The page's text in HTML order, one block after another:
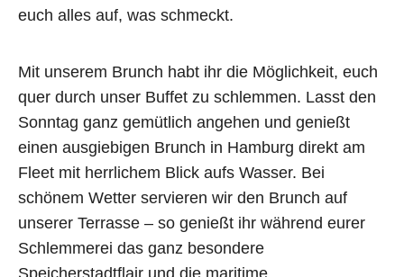
euch alles auf, was schmeckt.
Mit unserem Brunch habt ihr die Möglichkeit, euch
quer durch unser Buffet zu schlemmen. Lasst den
Sonntag ganz gemütlich angehen und genießt
einen ausgiebigen Brunch in Hamburg direkt am
Fleet mit herrlichem Blick aufs Wasser. Bei
schönem Wetter servieren wir den Brunch auf
unserer Terrasse – so genießt ihr während eurer
Schlemmerei das ganz besondere
Speicherstadtflair und die maritime